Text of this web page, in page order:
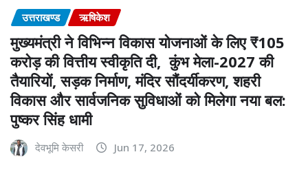
उत्तराखण्ड ऋषिकेश
मुख्यमंत्री ने विभिन्न विकास योजनाओं के लिए ₹105
करोड़ की वित्तीय स्वीकृति दी, कुंभ मेला-2027 की
तैयारियों, सड़क निर्माण, मंदिर सौंदर्यीकरण, शहरी
विकास और सार्वजनिक सुविधाओं को मिलेगा नया बल:
पुष्कर सिंह धामी
देवभूमि केसरी Jun 17, 2026